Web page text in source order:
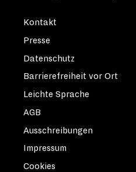
Kontakt
Presse
Datenschutz
Barrierefreiheit vor Ort
Leichte Sprache
AGB
Ausschreibungen
Impressum
Cookies